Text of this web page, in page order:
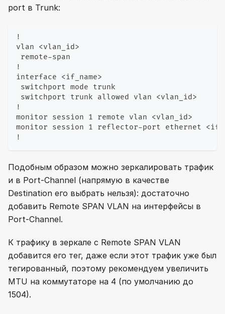
port в Trunk:
!
vlan <vlan_id>
remote-span
!
interface <if_name>
switchport mode trunk
switchport trunk allowed vlan <vlan_id>
!
monitor session 1 remote vlan <vlan_id>
monitor session 1 reflector-port ethernet
!
Подобным образом можно зеркалировать трафик
и в Port-Channel (напрямую в качестве
Destination его выбрать нельзя): достаточно
добавить Remote SPAN VLAN на интерфейсы в
Port-Channel.
К трафику в зеркале c Remote SPAN VLAN
добавится его тег, даже если этот трафик уже был
тегированный, поэтому рекомендуем увеличить
MTU на коммутаторе на 4 (по умолчанию до
1504).